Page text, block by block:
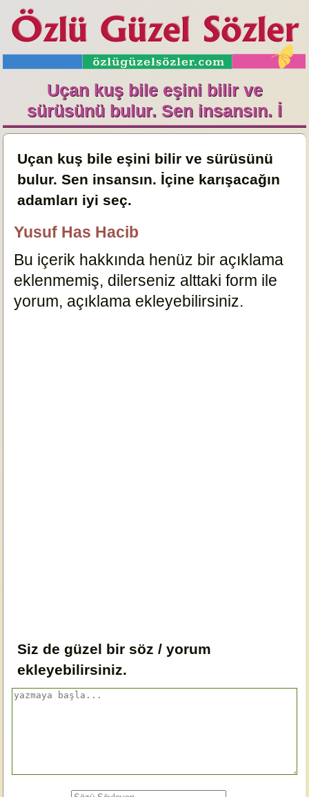
Uçan kuş bile eşini bilir ve
sürüsünü bulur. Sen insansın. İ
Uçan kuş bile eşini bilir ve sürüsünü
bulur. Sen insansın. İçine karışacağın
adamları iyi seç.
Yusuf Has Hacib
Bu içerik hakkında henüz bir açıklama
eklenmemiş, dilerseniz alttaki form ile
yorum, açıklama ekleyebilirsiniz.
Siz de güzel bir söz / yorum
ekleyebilirsiniz.